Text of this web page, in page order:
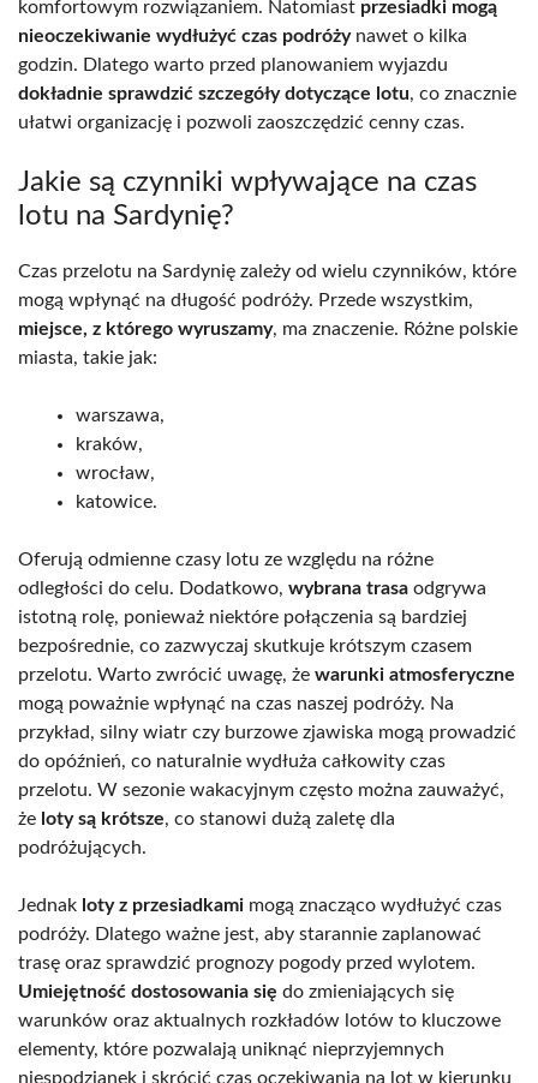
komfortowym rozwiązaniem. Natomiast przesiadki mogą
nieoczekiwanie wydłużyć czas podróżynawet o kilka
godzin. Dlatego warto przed planowaniem wyjazdu
dokładnie sprawdzić szczegóły dotyczące lotu, co znacznie
ułatwi organizację i pozwoli zaoszczędzić cenny czas.
Jakie są czynniki wpływające na czas
lotu na Sardynię?
Czas przelotu na Sardynię zależy od wielu czynników, które
mogą wpłynąć na długość podróży. Przede wszystkim,
miejsce, z którego wyruszamy, ma znaczenie. Różne polskie
miasta, takie jak:
warszawa,
kraków,
wrocław,
katowice.
Oferują odmienne czasy lotu ze względu na różne
odległości do celu. Dodatkowo, wybrana trasa odgrywa
istotną rolę, ponieważ niektóre połączenia są bardziej
bezpośrednie, co zazwyczaj skutkuje krótszym czasem
przelotu. Warto zwrócić uwagę, że warunki atmosferyczne
mogą poważnie wpłynąć na czas naszej podróży. Na
przykład, silny wiatr czy burzowe zjawiska mogą prowadzić
do opóźnień, co naturalnie wydłuża całkowity czas
przelotu. W sezonie wakacyjnym często można zauważyć,
że loty są krótsze, co stanowi dużą zaletę dla
podróżujących.
Jednak loty z przesiadkami mogą znacząco wydłużyć czas
podróży. Dlatego ważne jest, aby starannie zaplanować
trasę oraz sprawdzić prognozy pogody przed wylotem.
Umiejętność dostosowania się do zmieniających się
warunków oraz aktualnych rozkładów lotów to kluczowe
elementy, które pozwalają uniknąć nieprzyjemnych
niespodzianek i skrócić czas oczekiwania na lot w kierunku